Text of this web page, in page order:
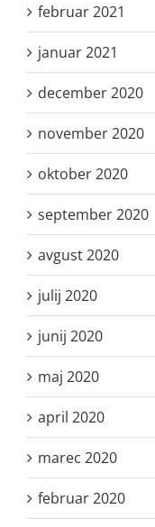
februar 2021
januar 2021
december 2020
november 2020
oktober 2020
september 2020
avgust 2020
julij 2020
junij 2020
maj 2020
april 2020
marec 2020
februar 2020